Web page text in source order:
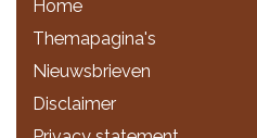
Home
Themapagina's
Nieuwsbrieven
Disclaimer